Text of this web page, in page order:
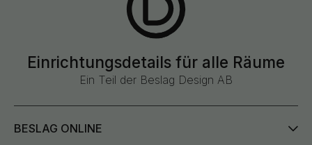
Einrichtungsdetails für alle Räume
Ein Teil der Beslag Design AB
BESLAG ONLINE